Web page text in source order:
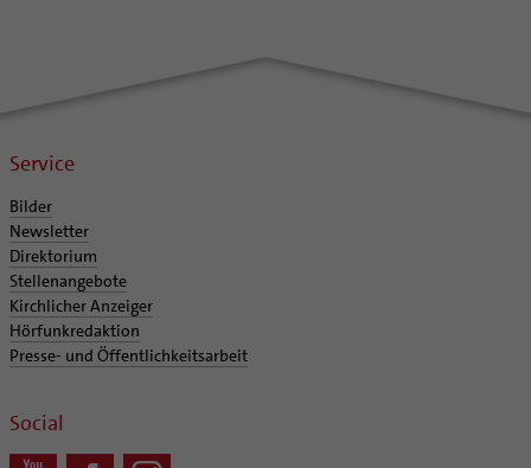
Service
Bilder
Newsletter
Direktorium
Stellenangebote
Kirchlicher Anzeiger
Hörfunkredaktion
Presse- und Öffentlichkeitsarbeit
Social